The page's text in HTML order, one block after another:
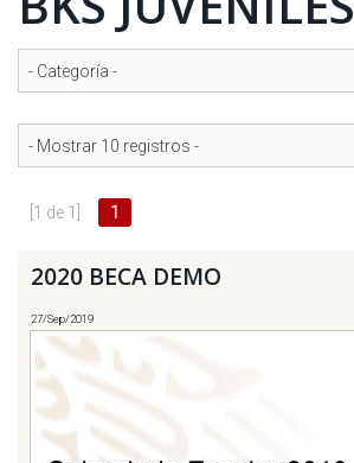
BKS JUVENILES
INTERÉS
AFILIADOS
[1 de 1] 1
2020 BECA DEMO
27/Sep/2019